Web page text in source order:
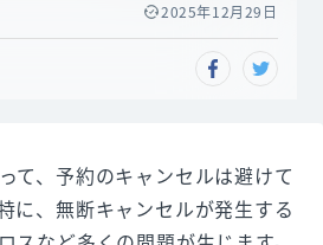
2025年12月29日
て、予約のキャンセルは避けて
に、無断キャンセルが発生する